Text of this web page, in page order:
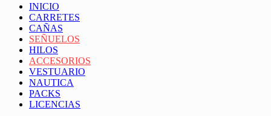
INICIO
CARRETES
CAÑAS
SEÑUELOS
HILOS
ACCESORIOS
VESTUARIO
NAUTICA
PACKS
LICENCIAS